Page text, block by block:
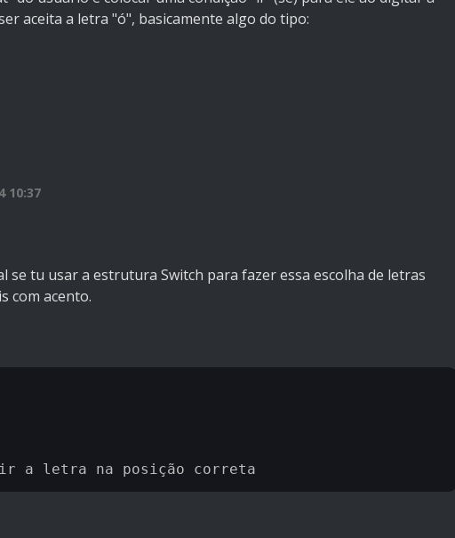
aceita a letra "ó", basicamente algo do tipo:
10:37
se tu usar a estrutura Switch para fazer essa escolha de letras
com acento.